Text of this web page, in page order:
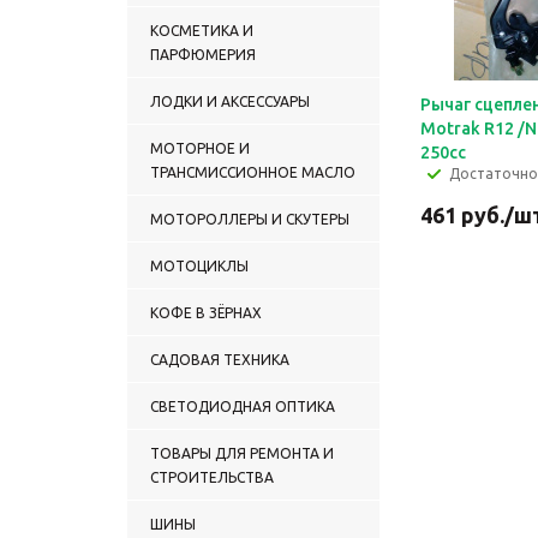
Мотозапчасти к чопперу
Некондиция
Свечи зажигания
Фильтры воздушные,
КОСМЕТИКА И
ПАРФЮМЕРИЯ
ЛОДКИ И АКСЕССУАРЫ
МОТОРНОЕ И
ТРАНСМИССИОННОЕ МАСЛО
МОТОРОЛЛЕРЫ И СКУТЕРЫ
МОТОЦИКЛЫ
КОФЕ В ЗЁРНАХ
САДОВАЯ ТЕХНИКА
СВЕТОДИОДНАЯ ОПТИКА
ТОВАРЫ ДЛЯ РЕМОНТА И
СТРОИТЕЛЬСТВА
ШИНЫ
Рычаг
Motrak R12 /
250сс
Достаточно
461 руб./